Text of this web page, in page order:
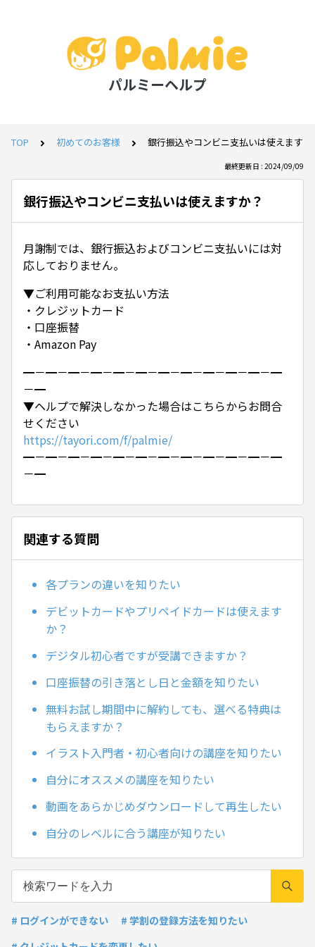
パルミーヘルプ
TOP 初めてのお客様 銀行振込やコンビニ支払いは使えますか
最終更新日 : 2024/09/09
銀行振込やコンビニ支払いは使えますか？
月謝制では、銀行振込およびコンビニ支払いには対
応しておりません。
▼ご利用可能なお支払い方法
・クレジットカード
・口座振替
・Amazon Pay
━－━－━－━－━－━－━－━－━－━－━－━
－━
▼ヘルプで解決しなかった場合はこちらからお問合
せください
https://tayori.com/f/palmie/
━－━－━－━－━－━－━－━－━－━－━－━
－━
関連する質問
各プランの違いを知りたい
デビットカードやプリペイドカードは使えます
か？
デジタル初心者ですが受講できますか？
口座振替の引き落とし日と金額を知りたい
無料お試し期間中に解約しても、選べる特典は
もらえますか？
イラスト入門者・初心者向けの講座を知りたい
自分にオススメの講座を知りたい
動画をあらかじめダウンロードして再生したい
自分のレベルに合う講座が知りたい
# ログインができない
# 学割の登録方法を知りたい